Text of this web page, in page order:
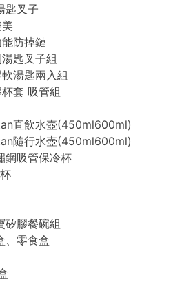
匙叉子
防掉鏈
匙叉子組
湯匙兩入組
套 吸管組
直飲水壺(450ml600ml)
隨行水壺(450ml600ml)
鋼吸管保冷杯
矽膠餐碗組
、零食盒